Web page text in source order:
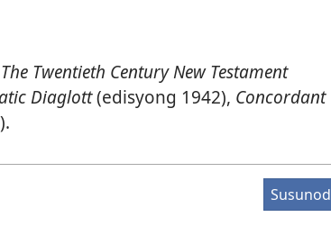
The Twentieth Century New Testament
Diaglott(edisyong 1942), Concordant
Susunod